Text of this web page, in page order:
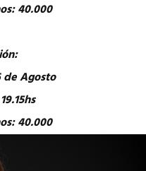
40.000
de Agosto
40.000